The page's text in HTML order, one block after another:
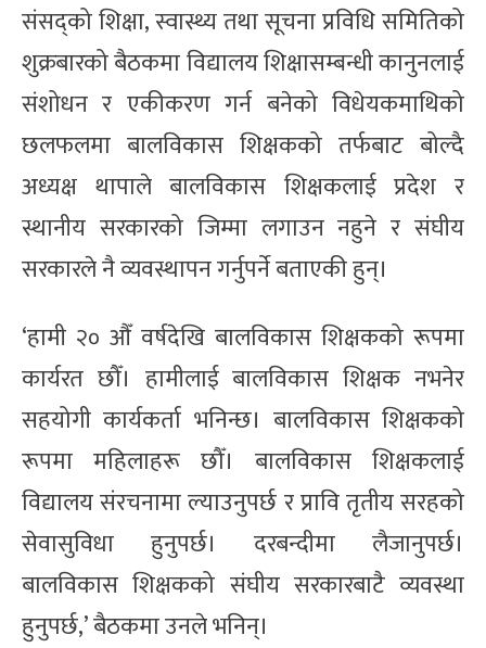
संसद्को शिक्षा, स्वास्थ्य तथा सूचना प्रविधि समितिको
शुक्रबारको बैठकमा विद्यालय शिक्षासम्बन्धी कानुनलाई
संशोधन र एकीकरण गर्न बनेको विधेयकमाथिको
छलफलमा बालविकास शिक्षकको तर्फबाट बोल्दै
अध्यक्ष थापाले बालविकास शिक्षकलाई प्रदेश र
स्थानीय सरकारको जिम्मा लगाउन नहुने र संघीय
सरकारले नै व्यवस्थापन गर्नुपर्ने बताएकी हुन्।
‘हामी २० औँ वर्षदेखि बालविकास शिक्षकको रूपमा
कार्यरत छौँ। हामीलाई बालविकास शिक्षक नभनेर
सहयोगी कार्यकर्ता भनिन्छ। बालविकास शिक्षकको
रूपमा महिलाहरू छौँ। बालविकास शिक्षकलाई
विद्यालय संरचनामा ल्याउनुपर्छ र प्रावि तृतीय सरहको
सेवासुविधा हुनुपर्छ। दरबन्दीमा लैजानुपर्छ।
बालविकास शिक्षकको संघीय सरकारबाटै व्यवस्था
हुनुपर्छ,’ बैठकमा उनले भनिन्।